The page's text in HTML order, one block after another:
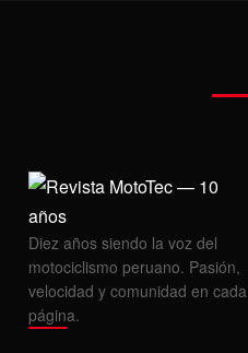
Diez años siendo la voz del
motociclismo peruano. Pasión,
velocidad y comunidad en cada
página.